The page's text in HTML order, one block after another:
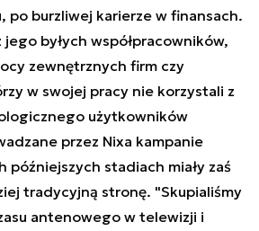
po burzliwej karierze w finansach.
byłych współpracowników,
zewnętrznych firm czy
w swojej pracy nie korzystali z
użytkowników
przez Nixa kampanie
późniejszych stadiach miały zaś
tradycyjną stronę. "Skupialiśmy
antenowego w telewizji i